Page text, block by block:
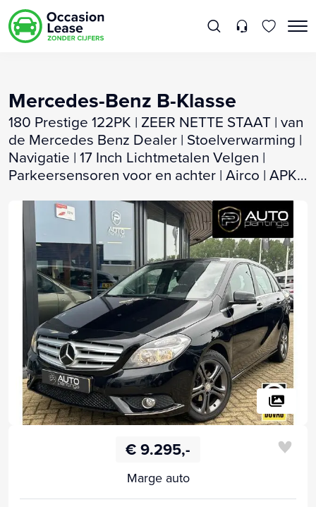
Mercedes-Benz B-Klasse
180 Prestige 122PK | ZEER NETTE STAAT | van
de Mercedes Benz Dealer | Stoelverwarming |
Navigatie | 17 Inch Lichtmetalen Velgen |
Parkeersensoren voor en achter | Airco | APK
€ 9.295,-
Marge auto